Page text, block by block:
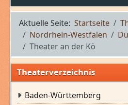
Aktuelle Seite: Startseite
Nordrhein-Westfalen
Theater an der Kö
Theaterverzeichnis
Baden-Württemberg